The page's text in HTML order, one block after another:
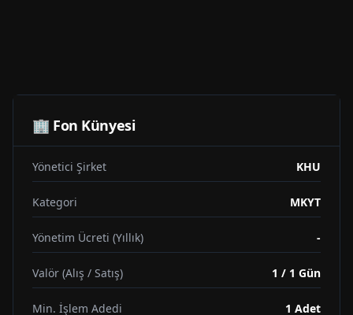
🏢 Fon Künyesi
Yönetici Şirket KHU
Kategori MKYT
Yönetim Ücreti (Yıllık) -
Valör (Alış / Satış) 1 / 1 Gün
Min. İşlem Adedi 1 Adet